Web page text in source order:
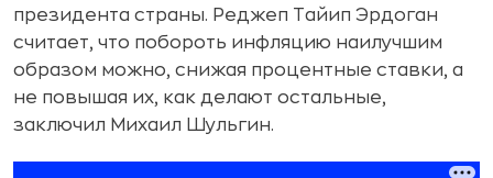
президента страны. Реджеп Тайип Эрдоган
считает, что побороть инфляцию наилучшим
образом можно, снижая процентные ставки, а
не повышая их, как делают остальные,
заключил Михаил Шульгин.